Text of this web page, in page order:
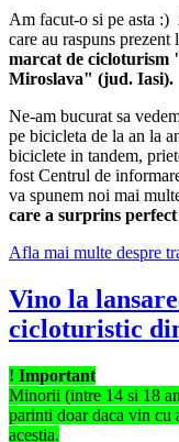
Am facut-o si pe asta
care au raspuns prezent
marcat de cicloturism
Miroslava" (jud. Iasi).
Ne-am bucurat sa
pe bicicleta de la an la
biciclete in tandem,
fost Centrul de
va spunem noi mai
care a surprins
Afla mai multe despre
Vino la
cicloturistic
! Important
Minorii (intre 14 si 18
parinti doar daca vin cu
acestia.